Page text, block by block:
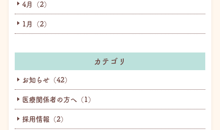
4月（2）
1月（2）
カテゴリ
お知らせ（42）
医療関係者の方へ（1）
採用情報（2）